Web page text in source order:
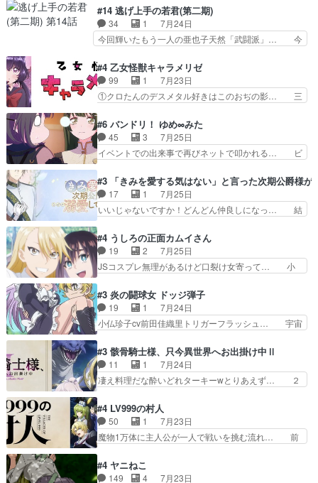
んがめっちゃ可愛かったなド… まさかの展開にめ
ちゃくちゃテンション上が… チャガタイの所へ密
偵に行ったはずがドレゲ…
は泣かなかった！漫画描きのハウツー回… この作
品はこういうのをズバッとキメるの上… 藤子不二
雄に親しんだ人にはとてもフィット… 赤福のヌル
ヌルした動きとかネームを褒めら… 漫研が気にな
から新たな仲間まで。本作品… 今回エンディング
テーマが流れるのが早い（… この作品の世界に
も、一応デジタルという概…
#14 逃げ上手の若君(第二期)
34 1
7月24日
今回輝いたもう一人の亜也子天然「武闘派」… 今
逃れすら逃げ上手亜也子のアシストに支… そう
か、亜也子もまだ9歳なのか‥ときゆき… 「亜也
子のドキドキ・大作戦！・長寿丸を一… 目玉と耳
を相手に言葉で繰り広げる戰もノラ… 時代設定ど
からのいらすとやは草だった。… 今回は亜也子回
でしたね頼もしさと乙女らし… 貞宗、キモいギョ
ロ目としか思ってなかった…
#4 乙女怪獣キャラメリゼ
99 1
7月23日
①クロたんのデスメタル好きはこのおぢの影… 三
か好きになれんキャラだなぁ作品もイン… 相変わ
らず生物学者には見えないわね響野君… 正体を知
らないのにどちりも肯定してくれた… 黒絵がハル
ゴンになっても、南を助けて大事… OPにデスボ
心を許す、母の友達である光… 黒絵の可愛さレベ
ルが止まらない。南くんと… 黒絵の母とのやり取
りでエヴァの加持さん思…
#6 バンドリ！ ゆめ∞みた
45 3
7月25日
イベントでの出来事で再びネットで叩かれる… ビ
ラがまじで何がしたいかわからん！先生… 陰キャ
の間合いにスルっと入ってきて相手の… ビオラが
都子さんを籠絡しに来ててやばいぞ… マネージャ
ー現実版初登場！バレーボールに… 藻掻きながら
で相手の緊張を解く相手の共… たまったアニメ
50本だってｗ今日も帰った… マネージャー実在
した大逆風のハズなのに全…
#3 「きみを愛する気はない」と言った次期公爵様が
17 1
7月25日
いいじゃないですか！どんどん仲良しになっ… 結
の恋愛系で1番これが好き。愛する気は… 今晩
は、2130頃からシンデレラガールズ… 公爵の妻
なのに着てる洋服がシンプル。テー… まあ、これ
は見なくていいな。むしろ判断が… 自分でも気づ
ぜかヒロイン化していますデ… 【今夜のアニメA
は…】前向き没落令嬢×こ… 「ぼやっとしてたら
菜園の領地の外まで開墾…
#4 うしろの正面カムイさん
19 2
7月25日
JSコスプレ無理があるけど口裂け女寄って… 小
カちゃんがヤバすぎてボキキしそう(ぇ… 口裂け
女って人を襲うって知らなかった…ポ… そのスタ
イルで小学生ファッションは口裂け… 相変わら
ず、尺の都合なのか原作漫画の細か… 除霊士カム
昭和キッズを恐怖のどん底へ突… 現代で有名な口
裂け女登場！お市ちゃん、ポ… ろくろ首の除霊シ
ーン「悪霊退散」のパチン…
#3 炎の闘球女 ドッジ弾子
19 1
7月24日
小仏珍子cv前田佳織里トリガーフラッシュ… 宇宙
いたぶってるのか！？Cパートで懐か… 普通にド
ッジが激アツ。いや羽仁衣が初めて… 優谷優の声
優に「ちんこ」って言わせてて興… 珍子ちゃ
ん………！！！！？！先週に引き続… これは意図
限ったことでなく、最近のアニ… 東山朱莉
（AkariHIGASHIYAM… こんなに可憐で可愛い泣
き虫メイドが僅か3…
#3 骸骨騎士様、只今異世界へお出掛け中Ⅱ
11 1
7月24日
凄え料理だな酔いどれターキーwとりあえず… ２
いの良いお兄ちゃん！！現場も楽しかっ… 第３話
をｄアニメストアで視聴しました。視… ローデン
王国ホーバン領を訪れたアーク一行… 1期に引き
続き２期にも出演させていただけ… 1期の頃から
題解決特筆する事は無いが、… 今週もありがとう
#4 LV999の村人
50 1
7月23日
魔物1万体に主人公が一人で戦いを挑む流れ… 前
を魔物と人間に殺された鏡の生い立ち。… 勇者た
ちを信じてアリスを預ける、鏡を信じ… 勇者パー
#4 ヤニねこ
149 4 7月23日